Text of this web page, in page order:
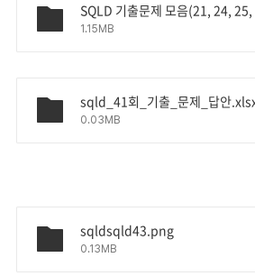
SQLD 기출문제 모음(21, 24,
1.15MB
sqld_41회_기출_문제_답안
0.03MB
sqldsqld43.png
0.13MB